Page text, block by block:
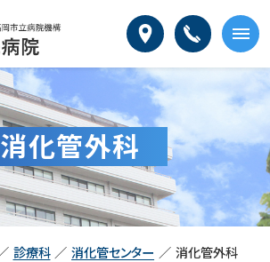
消化管外科
診療科 消化管センター 消化管外科